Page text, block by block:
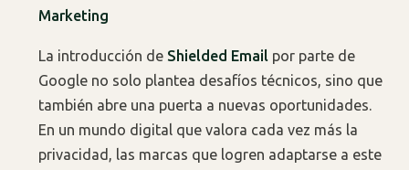
Marketing
La introducción de Shielded Email por parte de
Google no solo plantea desafíos técnicos, sino que
también abre una puerta a nuevas oportunidades.
En un mundo digital que valora cada vez más la
privacidad, las marcas que logren adaptarse a este